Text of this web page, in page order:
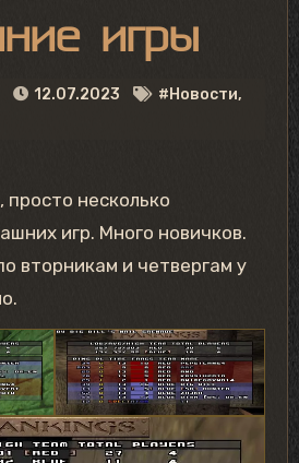
игры
12.07.2023 #Новости,
игр. Много новичков.
вторникам и четвергам у